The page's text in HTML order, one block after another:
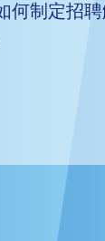
何制定招